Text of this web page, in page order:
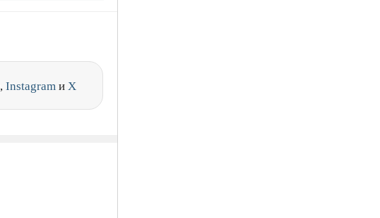
, Instagram и X